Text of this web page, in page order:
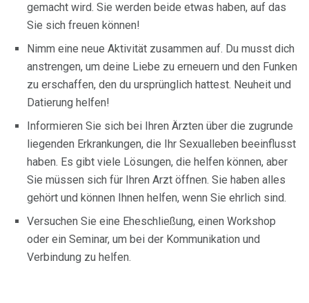
gemacht wird. Sie werden beide etwas haben, auf das
Sie sich freuen können!
Nimm eine neue Aktivität zusammen auf. Du musst dich
anstrengen, um deine Liebe zu erneuern und den Funken
zu erschaffen, den du ursprünglich hattest. Neuheit und
Datierung helfen!
Informieren Sie sich bei Ihren Ärzten über die zugrunde
liegenden Erkrankungen, die Ihr Sexualleben beeinflusst
haben. Es gibt viele Lösungen, die helfen können, aber
Sie müssen sich für Ihren Arzt öffnen. Sie haben alles
gehört und können Ihnen helfen, wenn Sie ehrlich sind.
Versuchen Sie eine Eheschließung, einen Workshop
oder ein Seminar, um bei der Kommunikation und
Verbindung zu helfen.